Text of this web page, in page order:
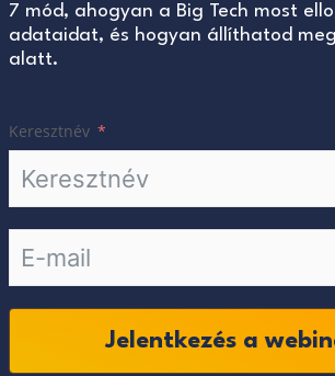
7 mód, ahogyan a Big Tech most
adataidat, és hogyan állíthatod
alatt.
Keresztnév
Jelentkezés a